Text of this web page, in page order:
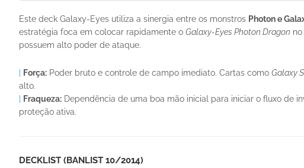
Este deck Galaxy-Eyes utiliza a sinergia entre os monstros Photon e
estratégia foca em colocar rapidamente o Galaxy-Eyes Photon Dragon
possuem alto poder de ataque.
Força: Poder bruto e controle de campo imediato. Cartas como Galaxy
alto.
Fraqueza: Dependência de uma boa mão inicial para iniciar o fluxo de
proteção ativa.
DECKLIST (BANLIST 10/2014)